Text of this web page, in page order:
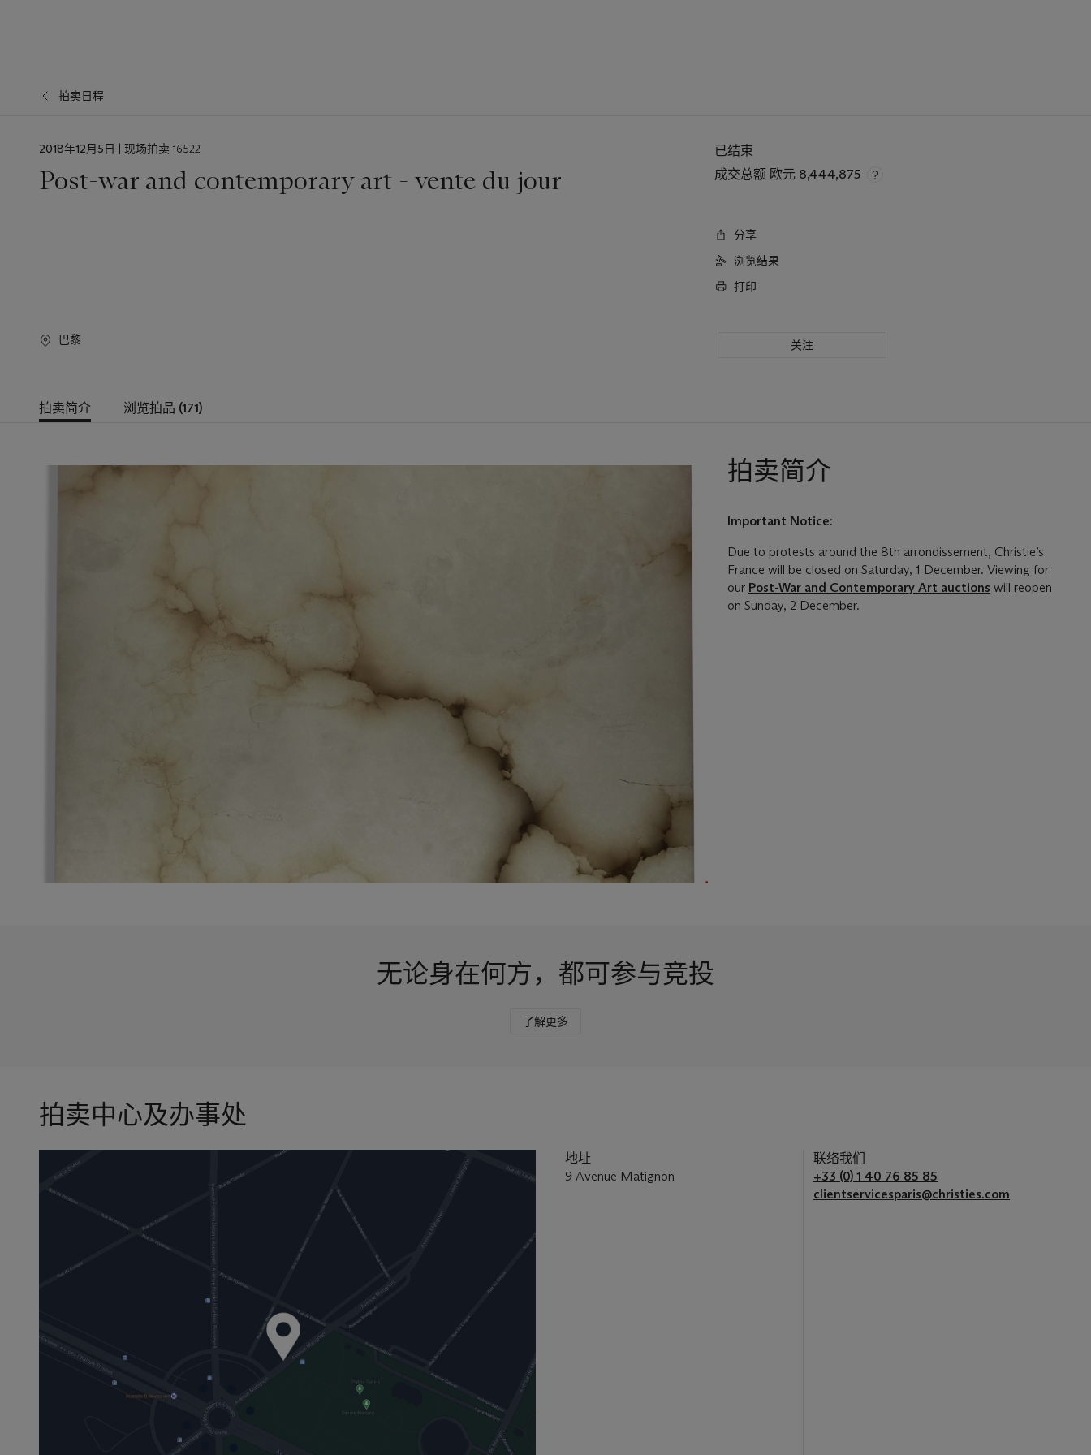
拍卖日程
日
2018年12月5日 | 现场拍卖 16522
Post-war and contemporary art - vente du jour
巴黎
已结束
成交总额 欧元 8,444,875
分享
浏览结果
打印
关注
拍卖简介 浏览拍品 (171)
拍卖简介
Important Notice:
Due to protests around the 8th arrondissement, Christie’s
France will be closed on Saturday, 1 December. Viewing for
our Post-War and Contemporary Art auctions will reopen
on Sunday, 2 December.
无论身在何方，都可参与竞投
了解更多
拍卖中心及办事处
地址
9 Avenue Matignon
联络我们
+33 (0) 1 40 76 85 85
clientservicesparis@christies.com